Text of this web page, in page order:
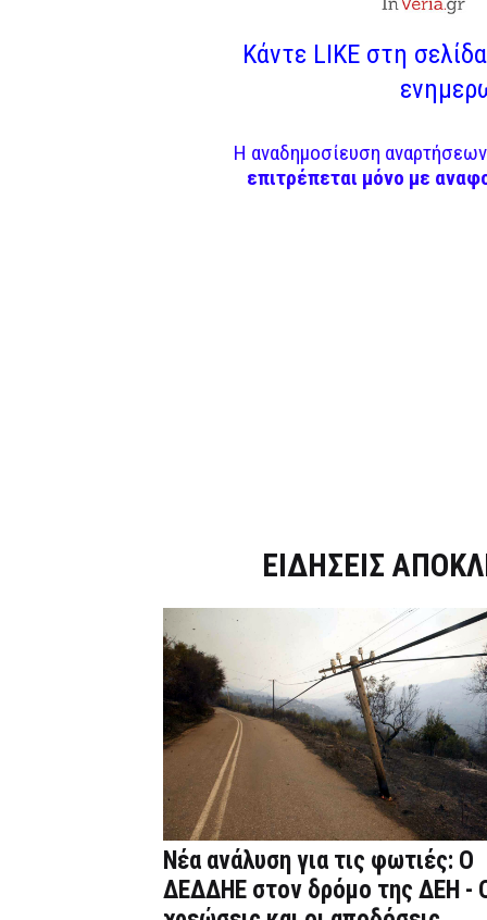
Κάντε LIKE στη
Η αναδημοσίευση
επιτρέπεται μόνο με
ΕΙΔΗΣΕΙΣ
Νέα ανάλυση για τις φωτιές: Ο
ΔΕΔΔΗΕ στον δρόμο της ΔΕΗ -